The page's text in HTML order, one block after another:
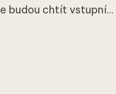
budou chtít vstupní...